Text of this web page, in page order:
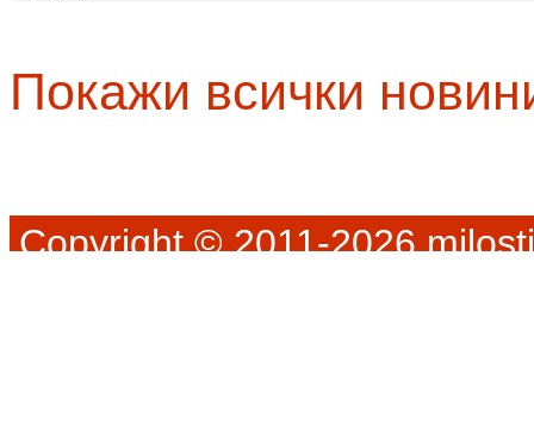
Покажи всички
Copyright © 2011-2026